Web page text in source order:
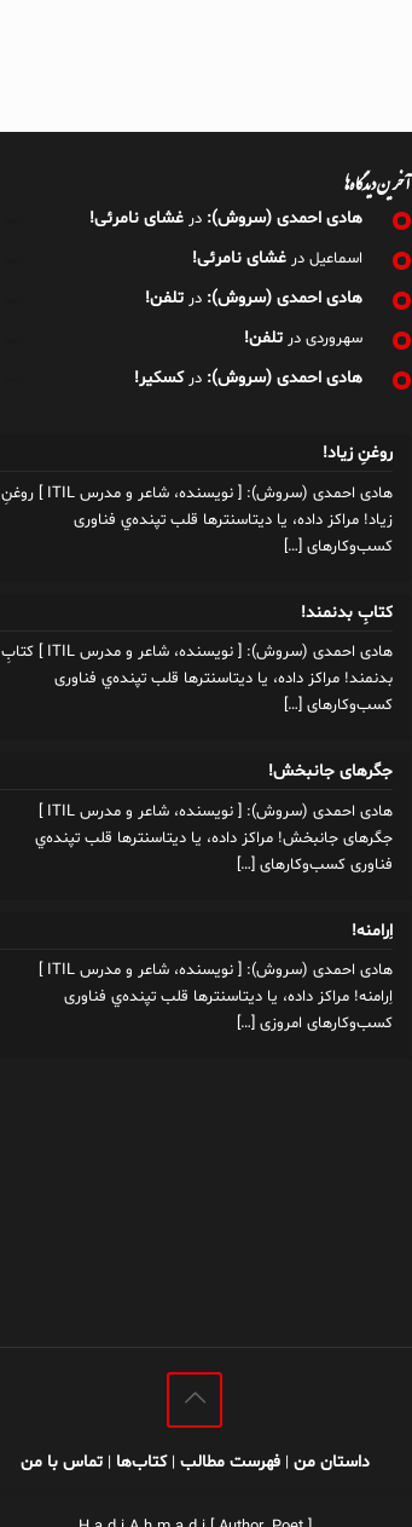
آخرین دیدگاه‌ها
هادی احمدی (سروش): درغشای نامرئی!
اسماعیل درغشای نامرئی!
هادی احمدی (سروش): درتلفن!
سهروردی درتلفن!
هادی احمدی (سروش): درکسکیر!
روغنِ زیاد!
هادی احمدی (سروش): [ نویسنده، شاعر و مدرس ITIL ] روغنِ
زیاد! مراکز داده، یا دیتاسنترها قلب تپنده‌ي فناوری
کسب‌وکارهای […]
کتابِ بدنمند!
هادی احمدی (سروش): [ نویسنده، شاعر و مدرس ITIL ] کتابِ
بدنمند! مراکز داده، یا دیتاسنترها قلب تپنده‌ي فناوری
کسب‌وکارهای […]
جگرهای جانبخش!
هادی احمدی (سروش): [ نویسنده، شاعر و مدرس ITIL ]
جگرهای جانبخش! مراکز داده، یا دیتاسنترها قلب تپنده‌ي
فناوری کسب‌وکارهای […]
اِرامنه!
هادی احمدی (سروش): [ نویسنده، شاعر و مدرس ITIL ]
اِرامنه! مراکز داده، یا دیتاسنترها قلب تپنده‌ي فناوری
کسب‌وکارهای امروزی […]
داستان من |فهرست مطالب |کتاب‌ها |تماس با من